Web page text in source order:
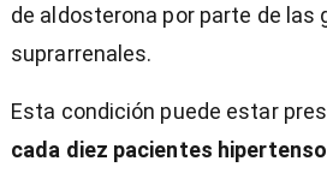
de aldosterona por parte de las
suprarrenales.
Esta condición puede estar
cada diez pacientes